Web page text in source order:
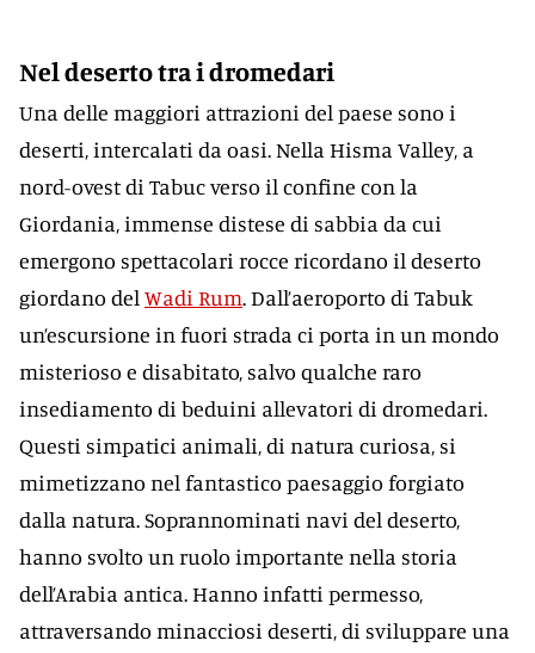
Nel deserto tra i dromedari
Una delle maggiori attrazioni del paese sono i
deserti, intercalati da oasi. Nella Hisma Valley, a
nord-ovest di Tabuc verso il confine con la
Giordania, immense distese di sabbia da cui
emergono spettacolari rocce ricordano il deserto
giordano del Wadi Rum. Dall’aeroporto di Tabuk
un’escursione in fuori strada ci porta in un mondo
misterioso e disabitato, salvo qualche raro
insediamento di beduini allevatori di dromedari.
Questi simpatici animali, di natura curiosa, si
mimetizzano nel fantastico paesaggio forgiato
dalla natura. Soprannominati navi del deserto,
hanno svolto un ruolo importante nella storia
dell’Arabia antica. Hanno infatti permesso,
attraversando minacciosi deserti, di sviluppare una